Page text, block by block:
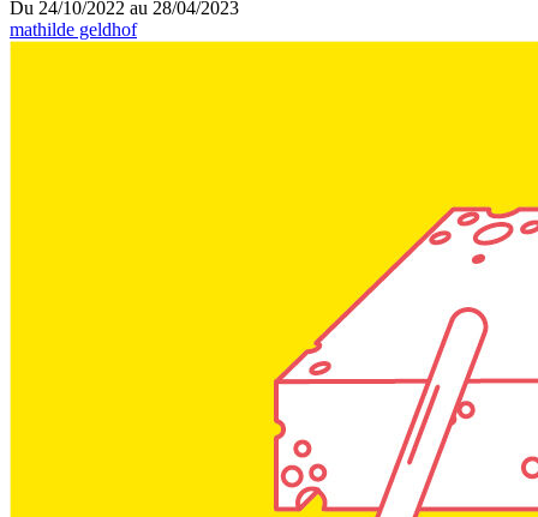
Du 24/10/2022 au 28/04/2023
mathilde geldhof